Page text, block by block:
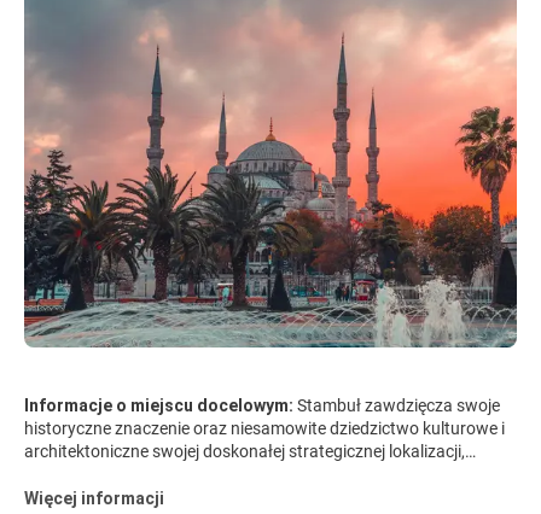
Informacje o miejscu docelowym: Stambuł zawdzięcza swoje
historyczne znaczenie oraz niesamowite dziedzictwo kulturowe i
architektoniczne swojej doskonałej strategicznej lokalizacji,
Azji Mniejszej. Przez większość swojej 2500-letniej historii miasto
Więcej informacji